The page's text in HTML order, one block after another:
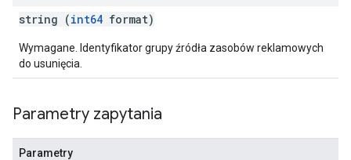
string (int64 format)
Wymagane. Identyfikator grupy źródła zasobów reklamowych
do usunięcia.
Parametry zapytania
Parametry